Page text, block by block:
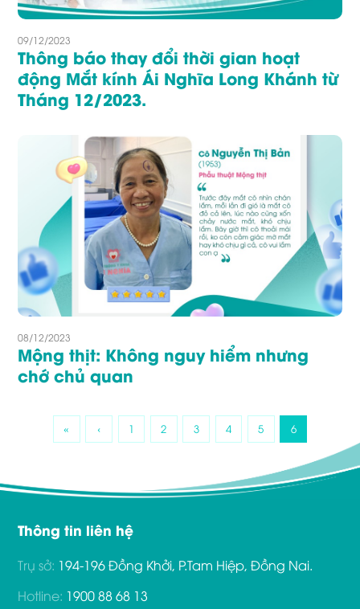
09/12/2023
Thông báo thay đổi thời gian hoạt
động Mắt kính Ái Nghĩa Long Khánh từ
Tháng 12/2023.
08/12/2023
Mộng thịt: Không nguy hiểm nhưng
chớ chủ quan
« ‹ 1 2 3 4 5 6
Thông tin liên hệ
Trụ sở: 194-196 Đồng Khởi, P.Tam Hiệp, Đồng Nai.
Hotline: 1900 88 68 13